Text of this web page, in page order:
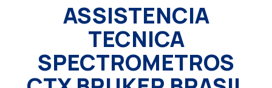
ASSISTENCIA
TECNICA
SPECTROMETROS